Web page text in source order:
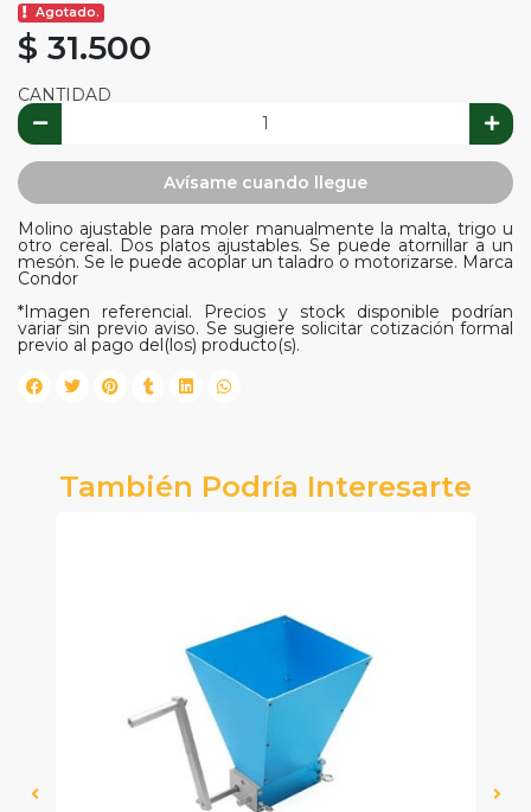
Agotado.
$ 31.500
CANTIDAD
Avísame cuando llegue
Molino ajustable para moler manualmente la malta, trigo u
otro cereal. Dos platos ajustables. Se puede atornillar a un
mesón. Se le puede acoplar un taladro o motorizarse. Marca
Condor
*Imagen referencial. Precios y stock disponible podrían
variar sin previo aviso. Se sugiere solicitar cotización formal
previo al pago del(los) producto(s).
También Podría Interesarte